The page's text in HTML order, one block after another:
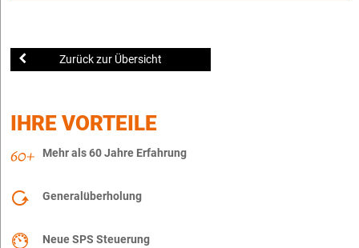
Zurück zur Übersicht
IHRE VORTEILE
Mehr als 60 Jahre Erfahrung
Generalüberholung
Neue SPS Steuerung